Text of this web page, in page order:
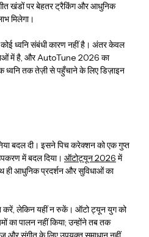
खंडों पर बेहतर ट्रैकिंग और आधुनिक
मिलेगा।
ध्वनि संबंधी कारण नहीं है। अंतर केवल
में है, और AutoTune 2026 का
तक तेज़ी से पहुँचाने के लिए डिज़ाइन
बदल दी। इसने पिच करेक्शन को एक गुप्त
में बदल दिया। ऑटोट्यून 2026 में
ही आधुनिक प्रदर्शन और सुविधाओं का
करें, लेकिन यहीं न रुकें। ऑटो ट्यून युग को
का पालन नहीं किया; उन्होंने तब तक